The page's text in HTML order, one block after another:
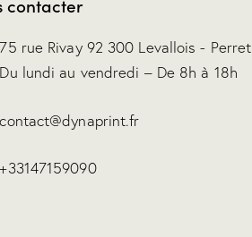
contacter
75 rue Rivay 92 300 Levallois - Perret
Du lundi au vendredi – De 8h à 18h
contact@dynaprint.fr
+33147159090